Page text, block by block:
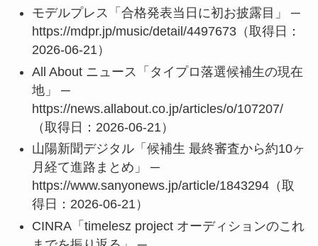
モデルプレス「合格発表当日に初お披露目」 ─
https://mdpr.jp/music/detail/4497673（取得日：
2026-06-21）
All About ニュース「タイプロ落選候補生の現在
地」 ─
https://news.allabout.co.jp/articles/o/107207/
（取得日：2026-06-21）
山陽新聞デジタル「候補生 最終審査から約10ヶ
月経て進路まとめ」 ─
https://www.sanyonews.jp/article/1843294（取
得日：2026-06-21）
CINRA「timelesz project オーディションのこれ